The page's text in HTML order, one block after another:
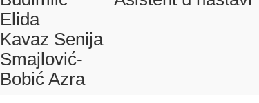
Elida
Kavaz Senija
Smajlović-
Bobić Azra